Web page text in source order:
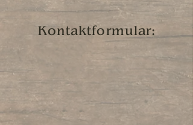
Kontaktformular: